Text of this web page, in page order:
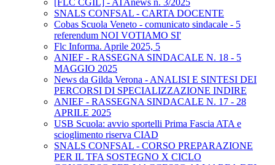
[FLC CGIL] - ATAnews n. 3/2025
SNALS CONFSAL - CARTA DOCENTE
Cobas Scuola Veneto - comunicato sindacale - 5
referendum NOI VOTIAMO SI'
Flc Informa. Aprile 2025, 5
ANIEF - RASSEGNA SINDACALE N. 18 - 5
MAGGIO 2025
News da Gilda Verona - ANALISI E SINTESI DEI
PERCORSI DI SPECIALIZZAZIONE INDIRE
ANIEF - RASSEGNA SINDACALE N. 17 - 28
APRILE 2025
USB Scuola: avvio sportelli Prima Fascia ATA e
scioglimento riserva CIAD
SNALS CONFSAL - CORSO PREPARAZIONE
PER IL TFA SOSTEGNO X CICLO